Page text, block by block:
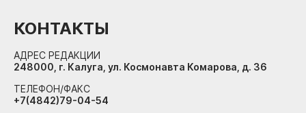
КОНТАКТЫ
АДРЕС РЕДАКЦИИ
248000, г. Калуга, ул. Космонавта Комарова, д. 36
ТЕЛЕФОН/ФАКС
+7(4842)79-04-54